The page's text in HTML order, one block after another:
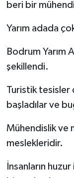
beri bir
Yarım adada
Bodrum Yarım
şekillendi.
Turistik tesisler
başladılar ve
Mühendislik ve
meslekleridir.
İnsanların